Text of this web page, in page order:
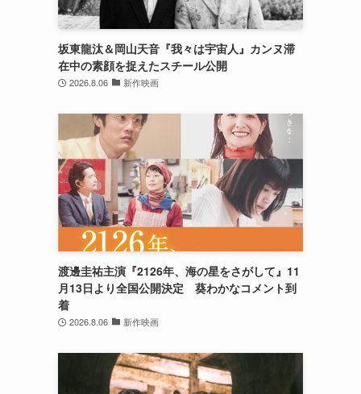
坂東龍汰＆岡山天音『我々は宇宙人』カンヌ滞
在中の素顔を捉えたスチール公開
2026.8.06 新作映画
渡邊圭祐主演『2126年、海の星をさがして』11
月13日より全国公開決定 葵わかなコメント到
着
2026.8.06 新作映画